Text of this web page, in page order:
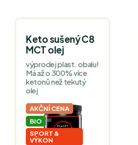
Keto sušený C8
MCT olej
výprodej plast. obalu!
Má až o 300% více
ketonů než tekutý
olej
AKČNÍ CENA
BIO
SPORT &
VÝKON